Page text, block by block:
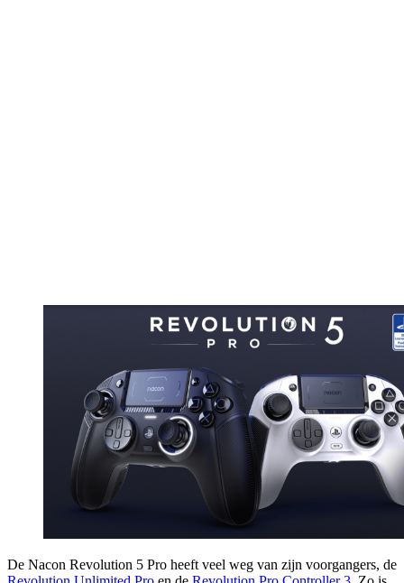
De Nacon Revolution 5 Pro heeft veel weg van zijn voorgangers, de